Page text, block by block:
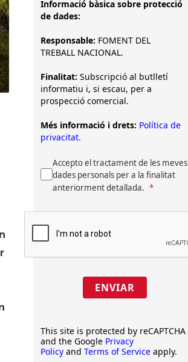
Informació bàsica sobre protecció
de dades:
Responsable: FOMENT DEL
TREBALL NACIONAL.
Finalitat: Subscripció al butlletí
informatiu i, si escau, per a
prospecció comercial.
Més informació i drets: Política de
privacitat.
Accepto el tractament de les meves
dades personals per a la finalitat
anteriorment detallada.
ENVIAR
This site is protected by reCAPTCHA
and the Google Privacy
Policy and Terms of Service apply.